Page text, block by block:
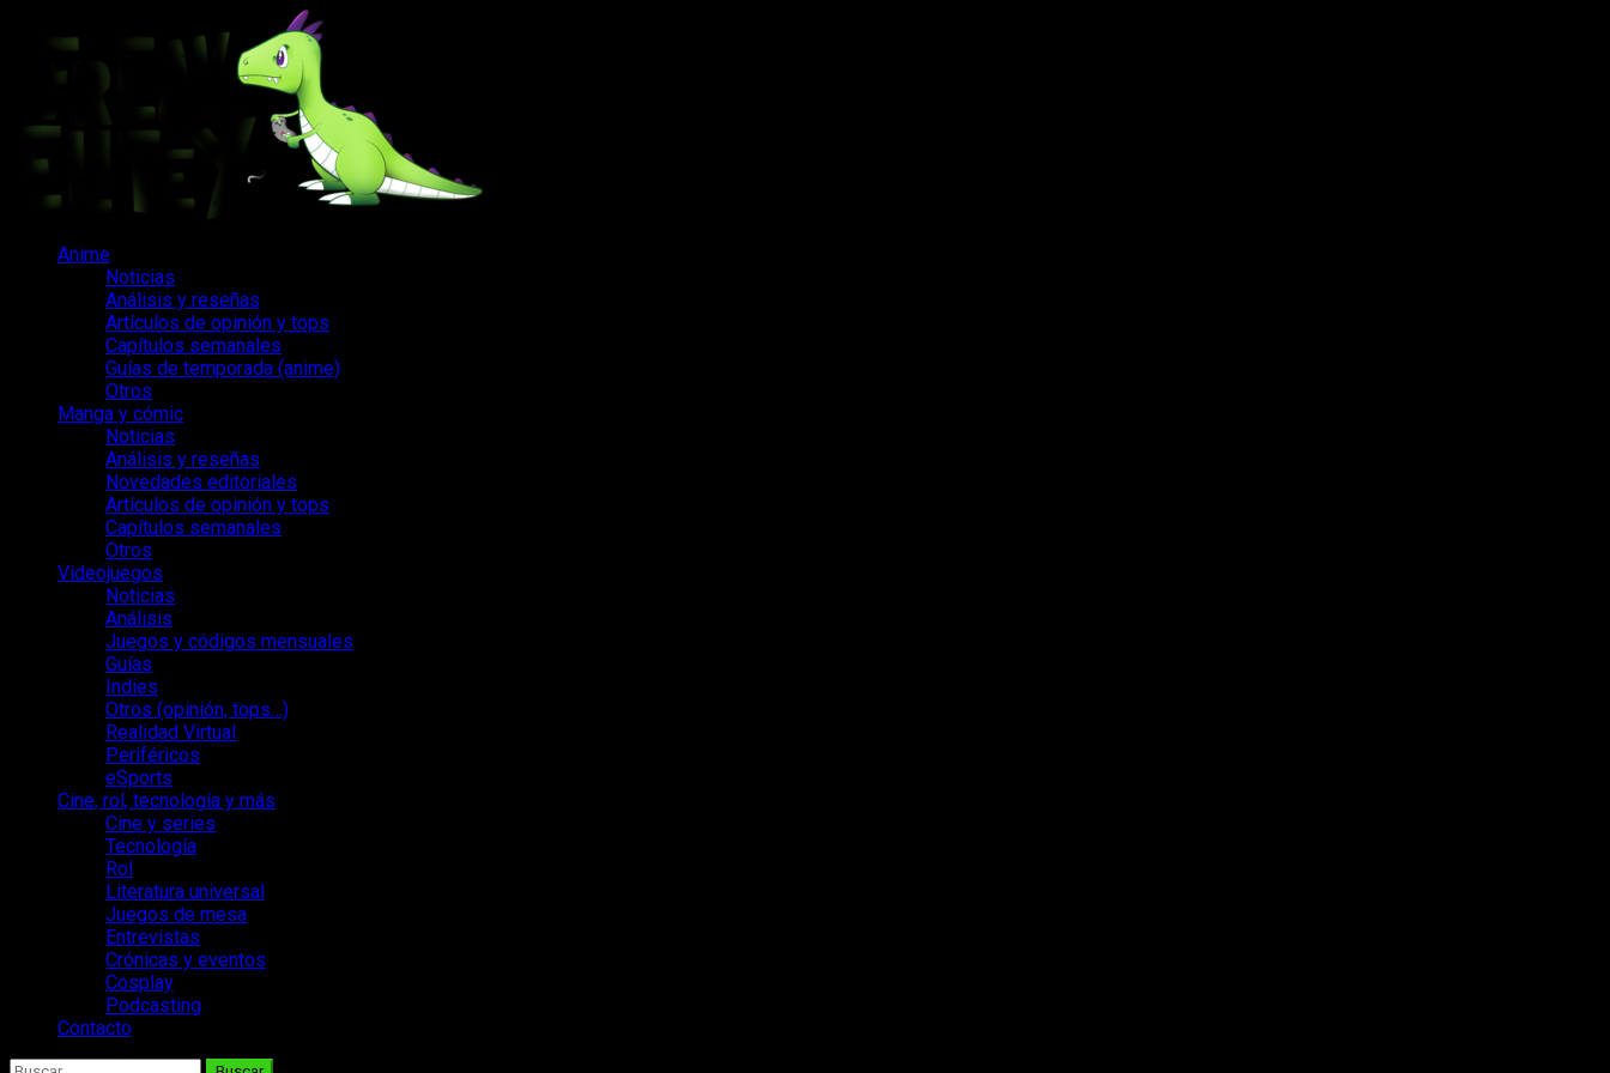
contenido
Anime
Noticias
Análisis y reseñas
Artículos de opinión y tops
Capítulos semanales
Guías de temporada (anime)
Otros
Manga y cómic
Noticias
Análisis y reseñas
Novedades editoriales
Artículos de opinión y tops
Capítulos semanales
Otros
Videojuegos
Noticias
Análisis
Juegos y códigos mensuales
Guías
Indies
Otros (opinión, tops…)
Realidad Virtual
Periféricos
eSports
Cine, rol, tecnología y más
Cine y series
Tecnología
Rol
Literatura universal
Juegos de mesa
Entrevistas
Crónicas y eventos
Cosplay
Podcasting
Contacto